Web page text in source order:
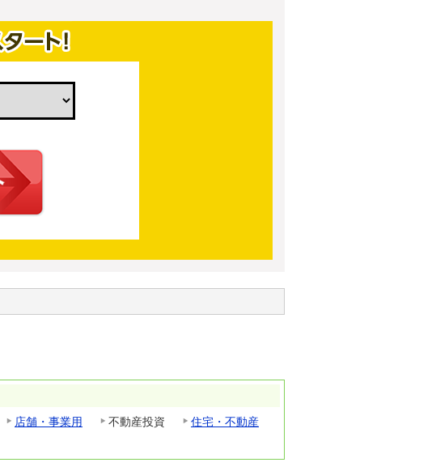
店舗・事業用 不動産投資
住宅・不動産